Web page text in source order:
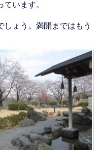
います。
しょう。満開まではもう